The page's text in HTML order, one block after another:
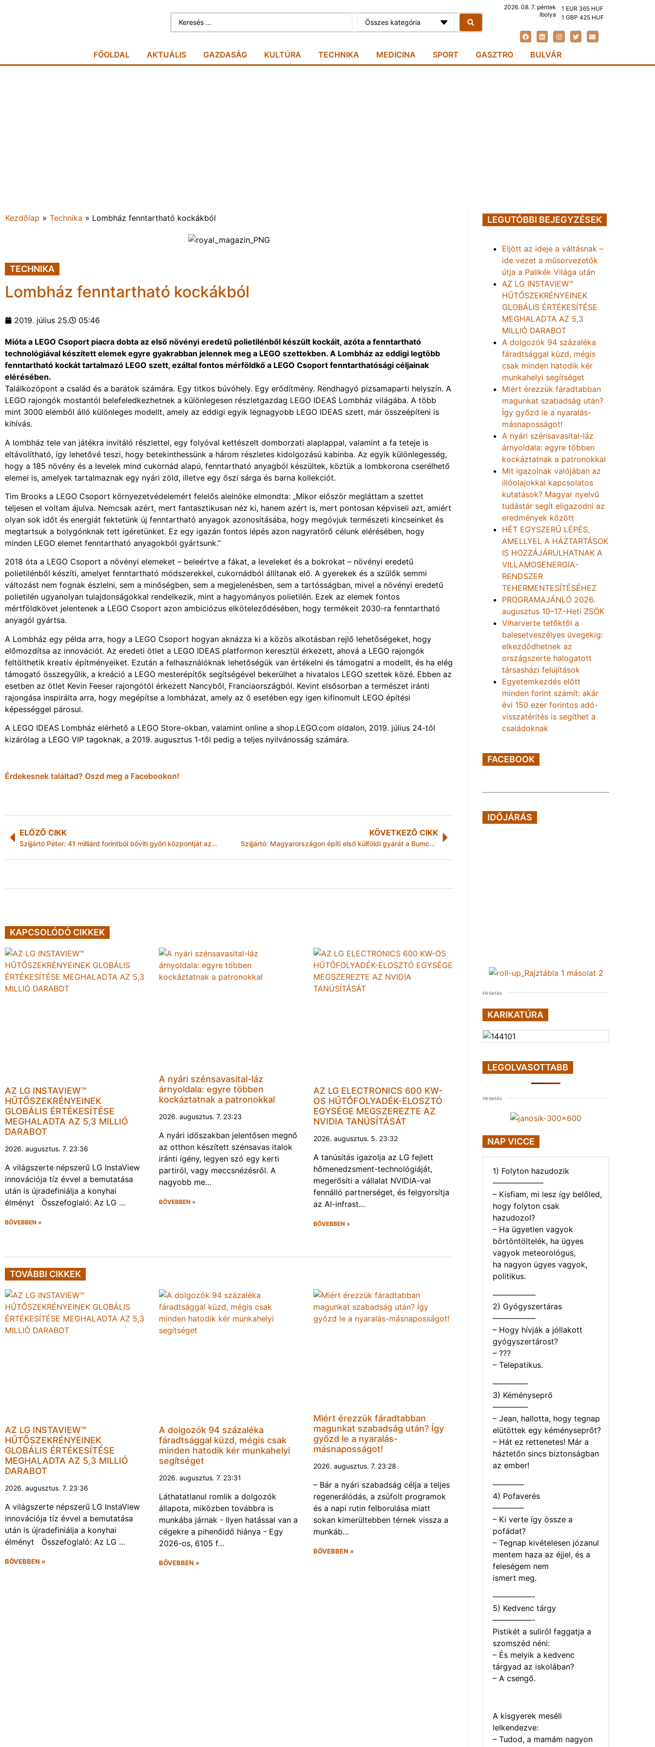
2026. 08. 7. péntek
Ibolya
1 EUR 365 HUF
1 GBP 425 HUF
FŐOLDAL AKTUÁLIS GAZDASÁG KULTÚRA TECHNIKA MEDICINA SPORT GASZTRO BULVÁR
Kezdőlap » Technika » Lombház fenntartható kockákból
TECHNIKA
Lombház fenntartható kockákból
2019. július 25. 05:46
Mióta a LEGO Csoport piacra dobta az első növényi eredetű polietilénből készült kockáit, azóta a fenntartható
technológiával készített elemek egyre gyakrabban jelennek meg a LEGO szettekben. A Lombház az eddigi legtöbb
fenntartható kockát tartalmazó LEGO szett, ezáltal fontos mérföldkő a LEGO Csoport fenntarthatósági céljainak
elérésében.
Találkozópont a család és a barátok számára. Egy titkos búvóhely. Egy erődítmény. Rendhagyó pizsamaparti helyszín. A
LEGO rajongók mostantól belefeledkezhetnek a különlegesen részletgazdag LEGO IDEAS Lombház világába. A több
mint 3000 elemből álló különleges modellt, amely az eddigi egyik legnagyobb LEGO IDEAS szett, már összeépíteni is
kihívás.
A lombház tele van játékra invitáló részlettel, egy folyóval kettészelt domborzati alaplappal, valamint a fa teteje is
eltávolítható, így lehetővé teszi, hogy betekinthessünk a három részletes kidolgozású kabinba. Az egyik különlegesség,
hogy a 185 növény és a levelek mind cukornád alapú, fenntartható anyagból készültek, köztük a lombkorona cserélhető
elemei is, amelyek tartalmaznak egy nyári zöld, illetve egy őszi sárga és barna kollekciót.
Tim Brooks a LEGO Csoport környezetvédelemért felelős alelnöke elmondta: „Mikor először megláttam a szettet
teljesen el voltam ájulva. Nemcsak azért, mert fantasztikusan néz ki, hanem azért is, mert pontosan képviseli azt, amiért
olyan sok időt és energiát fektetünk új fenntartható anyagok azonosításába, hogy megóvjuk természeti kincseinket és
megtartsuk a bolygónknak tett ígéretünket. Ez egy igazán fontos lépés azon nagyratörő célunk elérésében, hogy
minden LEGO elemet fenntartható anyagokból gyártsunk.”
2018 óta a LEGO Csoport a növényi elemeket – beleértve a fákat, a leveleket és a bokrokat – növényi eredetű
polietilénből készíti, amelyet fenntartható módszerekkel, cukornádból állítanak elő. A gyerekek és a szülők semmi
változást nem fognak észlelni, sem a minőségben, sem a megjelenésben, sem a tartósságban, mivel a növényi eredetű
polietilén ugyanolyan tulajdonságokkal rendelkezik, mint a hagyományos polietilén. Ezek az elemek fontos
mértföldkövet jelentenek a LEGO Csoport azon ambiciózus elköteleződésében, hogy termékeit 2030-ra fenntartható
anyagól gyártsa.
A Lombház egy példa arra, hogy a LEGO Csoport hogyan aknázza ki a közös alkotásban rejlő lehetőségeket, hogy
előmozdítsa az innovációt. Az eredeti ötlet a LEGO IDEAS platformon keresztül érkezett, ahová a LEGO rajongók
feltölthetik kreatív építményeiket. Ezután a felhasználóknak lehetőségük van értékelni és támogatni a modellt, és ha elég
támogató összegyűlik, a kreáció a LEGO mesterépítők segítségével bekerülhet a hivatalos LEGO szettek közé. Ebben az
esetben az ötlet Kevin Feeser rajongótól érkezett Nancyből, Franciaországból. Kevint elsősorban a természet iránti
rajongása inspirálta arra, hogy megépítse a lombházat, amely az ő esetében egy igen kifinomult LEGO építési
képességgel párosul.
A LEGO IDEAS Lombház elérhető a LEGO Store-okban, valamint online a shop.LEGO.com oldalon, 2019. július 24-től
kizárólag a LEGO VIP tagoknak, a 2019. augusztus 1-től pedig a teljes nyilvánosság számára.
Érdekesnek találtad? Oszd meg a Facebookon!
ELŐZŐ CIKK
Szijjártó Péter: 41 milliárd forintból bővíti győri központját az Audi
KÖVETKEZŐ CIKK
Szijjártó: Magyarországon építi első külföldi gyárát a Bumchun Precision
KAPCSOLÓDÓ CIKKEK
AZ LG INSTAVIEW™
HŰTŐSZEKRÉNYEINEK
GLOBÁLIS ÉRTÉKESÍTÉSE
MEGHALADTA AZ 5,3 MILLIÓ
DARABOT
2026. augusztus. 7. 23:36
A világszerte népszerű LG InstaView
innovációja tíz évvel a bemutatása
után is újradefiniálja a konyhai
élményt Összefoglaló: Az LG …
BŐVEBBEN »
A nyári szénsavasital-láz
árnyoldala: egyre többen
kockáztatnak a patronokkal
2026. augusztus. 7. 23:23
A nyári időszakban jelentősen megnő
az otthon készített szénsavas italok
iránti igény, legyen szó egy kerti
partiról, vagy meccsnézésről. A
nagyobb me…
BŐVEBBEN »
AZ LG ELECTRONICS 600 KW-
OS HŰTŐFOLYADÉK-ELOSZTÓ
EGYSÉGE MEGSZEREZTE AZ
NVIDIA TANÚSÍTÁSÁT
2026. augusztus. 5. 23:32
A tanúsítás igazolja az LG fejlett
hőmenedzsment-technológiáját,
megerősíti a vállalat NVIDIA-val
fennálló partnerséget, és felgyorsítja
az AI-infrast…
BŐVEBBEN »
TOVÁBBI CIKKEK
AZ LG INSTAVIEW™
HŰTŐSZEKRÉNYEINEK
GLOBÁLIS ÉRTÉKESÍTÉSE
MEGHALADTA AZ 5,3 MILLIÓ
DARABOT
2026. augusztus. 7. 23:36
A világszerte népszerű LG InstaView
innovációja tíz évvel a bemutatása
után is újradefiniálja a konyhai
élményt Összefoglaló: Az LG …
BŐVEBBEN »
A dolgozók 94 százaléka
fáradtsággal küzd, mégis csak
minden hatodik kér munkahelyi
segítséget
2026. augusztus. 7. 23:31
Láthatatlanul romlik a dolgozók
állapota, miközben továbbra is
munkába járnak - Ilyen hatással van a
cégekre a pihenőidő hiánya - Egy
2026-os, 6105 f…
BŐVEBBEN »
Miért érezzük fáradtabban
magunkat szabadság után? Így
győzd le a nyaralás-
másnaposságot!
2026. augusztus. 7. 23:28
– Bár a nyári szabadság célja a teljes
regenerálódás, a zsúfolt programok
és a napi rutin felborulása miatt
sokan kimerültebben térnek vissza a
munkáb…
BŐVEBBEN »
LEGUTÓBBI BEJEGYZÉSEK
Eljött az ideje a váltásnak –
ide vezet a műsorvezetők
útja a Palikék Világa után
AZ LG INSTAVIEW™
HŰTŐSZEKRÉNYEINEK
GLOBÁLIS ÉRTÉKESÍTÉSE
MEGHALADTA AZ 5,3
MILLIÓ DARABOT
A dolgozók 94 százaléka
fáradtsággal küzd, mégis
csak minden hatodik kér
munkahelyi segítséget
Miért érezzük fáradtabban
magunkat szabadság után?
Így győzd le a nyaralás-
másnaposságot!
A nyári szénsavasital-láz
árnyoldala: egyre többen
kockáztatnak a patronokkal
Mit igazolnak valójában az
illóolajokkal kapcsolatos
kutatások? Magyar nyelvű
tudástár segít eligazodni az
eredmények között
HÉT EGYSZERŰ LÉPÉS,
AMELLYEL A HÁZTARTÁSOK
IS HOZZÁJÁRULHATNAK A
VILLAMOSENERGIA-
RENDSZER
TEHERMENTESÍTÉSÉHEZ
PROGRAMAJÁNLÓ 2026.
augusztus 10–17.-Heti ZSÖK
Viharverte tetőktől a
balesetveszélyes üvegekig:
elkezdődhetnek az
országszerte halogatott
társasházi felújítások
Egyetemkezdés előtt
minden forint számít: akár
évi 150 ezer forintos adó-
visszatérítés is segíthet a
családoknak
FACEBOOK
IDŐJÁRÁS
Hirdetés
KARIKATÚRA
LEGOLVASOTTABB
Hirdetés
NAP VICCE
1) Folyton hazudozik
——————–
– Kisfiam, mi lesz így belőled,
hogy folyton csak
hazudozol?
– Ha ügyetlen vagyok
börtöntöltelék, ha ügyes
vagyok meteorológus,
ha nagyon ügyes vagyok,
politikus.
—————–
2) Gyógyszertáras
—————–
– Hogy hívják a jóllakott
gyógyszertárost?
– ???
– Telepatikus.
————–
3) Kéményseprő
————–
– Jean, hallotta, hogy tegnap
elütöttek egy kéményseprőt?
– Hát ez rettenetes! Már a
háztetőn sincs biztonságban
az ember!
————
4) Pofaverés
————
– Ki verte így össze a
pofádat?
– Tegnap kivételesen józanul
mentem haza az éjjel, és a
feleségem nem
ismert meg.
—————-
5) Kedvenc tárgy
—————-
Pistikét a suliról faggatja a
szomszéd néni:
– És melyik a kedvenc
tárgyad az iskolában?
– A csengő.
A kisgyerek meséli
lelkendezve:
– Tudod, a mamám nagyon